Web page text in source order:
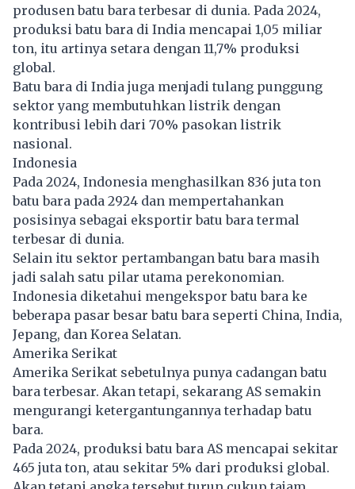
produsen batu bara terbesar di dunia. Pada 2024,
produksi batu bara di India mencapai 1,05 miliar
ton, itu artinya setara dengan 11,7% produksi
global.
Batu bara di India juga menjadi tulang punggung
sektor yang membutuhkan listrik dengan
kontribusi lebih dari 70% pasokan listrik
nasional.
Indonesia
Pada 2024, Indonesia menghasilkan 836 juta ton
batu bara pada 2924 dan mempertahankan
posisinya sebagai eksportir batu bara termal
terbesar di dunia.
Selain itu sektor pertambangan batu bara masih
jadi salah satu pilar utama perekonomian.
Indonesia diketahui mengekspor batu bara ke
beberapa pasar besar batu bara seperti China, India,
Jepang, dan Korea Selatan.
Amerika Serikat
Amerika Serikat sebetulnya punya cadangan batu
bara terbesar. Akan tetapi, sekarang AS semakin
mengurangi ketergantungannya terhadap batu
bara.
Pada 2024, produksi batu bara AS mencapai sekitar
465 juta ton, atau sekitar 5% dari produksi global.